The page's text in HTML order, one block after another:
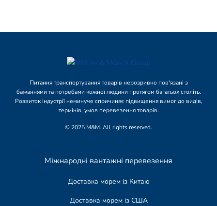
Питання транспортування товарів нерозривно пов'язані з
бажаннями та потребами кожної людини протягом багатьох століть.
Розвиток індустрії неминуче спричиняє підвищення вимог до видів,
термінів, умов перевезення товарів.
© 2025 M&M. All rights reserved.
Міжнародні вантажні перевезення
Доставка морем із Китаю
Доставка морем із США